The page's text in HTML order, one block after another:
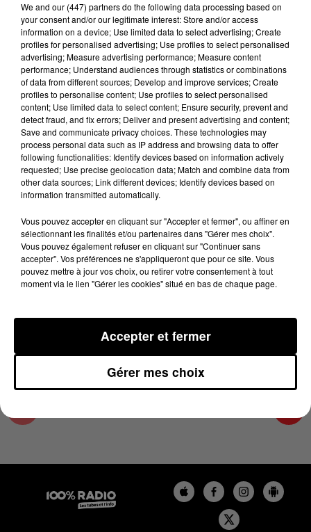
Lecture (4 min 24 sec)
100%
100% Radio les infos du grand Toulouse
16 novembre 2023 - 4 min 24 sec
LES INFOS DU GRAND TOULOUSE DU
16/11/2023 À 08H00
Podcasts infos du grand Toulouse
We and our (447) partnersdo the following data processing based on
your consent and/or our legitimate interest: Store and/or access
information on a device; Use limited data to select advertising; Create
profiles for personalised advertising; Use profiles to select personalised
advertising; Measure advertising performance; Measure content
performance; Understand audiences through statistics or combinations
of data from different sources; Develop and improve services; Create
profiles to personalise content; Use profiles to select personalised
content; Use limited data to select content; Ensure security, prevent and
detect fraud, and fix errors; Deliver and present advertising and content;
Save and communicate privacy choices. These technologies may
process personal data such as IP address and browsing data to offer
following functionalities: Identify devices based on information actively
requested; Use precise geolocation data; Match and combine data from
other data sources; Link different devices; Identify devices based on
information transmitted automatically.
Vous pouvez accepter en cliquant sur "Accepter et fermer", ou affiner en
sélectionnant les finalités et/ou partenaires dans "Gérer mes choix".
Vous pouvez également refuser en cliquant sur "Continuer sans
accepter". Vos préférences ne s'appliqueront que pour ce site. Vous
pouvez mettre à jour vos choix, ou retirer votre consentement à tout
moment via le lien "Gérer les cookies" situé en bas de chaque page.
Gérer mes choix
Accepter et fermer